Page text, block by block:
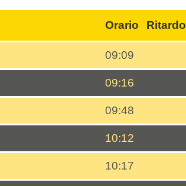
Orario Ritardo
09:09
09:16
09:48
10:12
10:17